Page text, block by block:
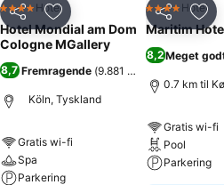
Del Føj til favoritter
4 StjernerHotel
Hotel Mondial am Dom
Cologne MGallery
8,7 Fremragende (9.881 bedømmelser
Köln, Tyskland
Gratis wi-fi
Spa
Parkering
Del Føj
4 StjernerHotel
Maritim
8,2Meget
0.7 km til
Gratis wi-fi
Pool
Parkering